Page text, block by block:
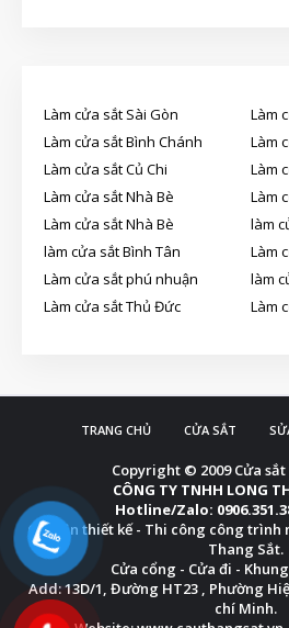
Làm cửa sắt Sài Gòn
Làm
Làm cửa sắt Bình Chánh
Làm
Làm cửa sắt Củ Chi
Làm
Làm cửa sắt Nhà Bè
Làm
Làm cửa sắt Nhà Bè
làm
làm cửa sắt Bình Tân
Làm
Làm cửa sắt phú nhuận
làm
Làm cửa sắt Thủ Đức
Làm
TRANG CHỦ CỬA SẮT
Copyright © 2009Cửa
CÔNG TY TNHH LONG
Hotline/Zalo:
Chuyên thiết kế - Thi công công trình
Thang Sắt.
Cửa cổng - Cửa đi -
Add: 13D/1, Đường HT23 , Phường
chí Minh.